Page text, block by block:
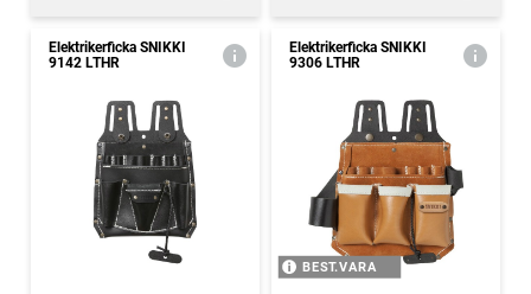
Elektrikerficka SNIKKI
9142 LTHR
Elektrikerficka SNIKKI
9306 LTHR
BEST.VARA